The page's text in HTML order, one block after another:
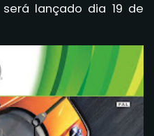
lançado dia 19 de